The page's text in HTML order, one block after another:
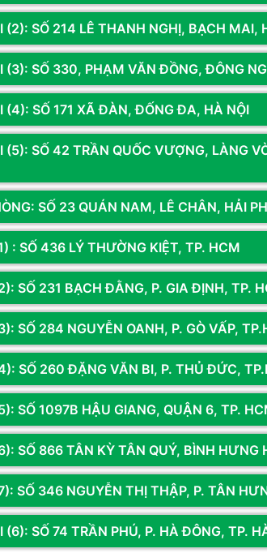
(Tiết kiệm: 11%)
Thêm vào giỏ
1315U/2xDR4-3200 /M2
,SATA/2xHDMI/2xTB/WIFI6/
ĐEN
Còn hàng Thêm
AMD Ryzen 5
Inch
Thêm vào giỏ
Mã SP: VP550
PC Văn Phòng AMD Ryzen
5500GT | Ram 8G | NVME 256G |
Màn 22 Inch
10.070.000đ
Còn hàng Thêm
(2): SỐ 214 LÊ THANH NGHỊ, BẠCH MAI,
(3): SỐ 330, PHẠM VĂN ĐỒNG, ĐÔNG
(4): SỐ 171 XÃ ĐÀN, ĐỐNG ĐA, HÀ NỘI
(5): SỐ 42 TRẦN QUỐC VƯỢNG, LÀNG
SỐ 23 QUÁN NAM, LÊ CHÂN, HẢI
: SỐ 436 LÝ THƯỜNG KIỆT, TP. HCM
SỐ 231 BẠCH ĐẰNG, P. GIA ĐỊNH, TP.
SỐ 284 NGUYỄN OANH, P. GÒ VẤP,
SỐ 260 ĐẶNG VĂN BI, P. THỦ ĐỨC,
SỐ 1097B HẬU GIANG, QUẬN 6, TP.
SỐ 866 TÂN KỲ TÂN QUÝ, BÌNH HƯNG
SỐ 346 NGUYỄN THỊ THẬP, P. TÂN
(6): SỐ 74 TRẦN PHÚ, P. HÀ ĐÔNG, TP.